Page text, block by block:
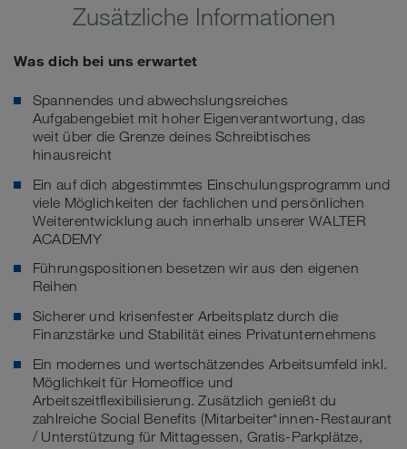
Zusätzliche Informationen
Was dich bei uns erwartet
Spannendes und abwechslungsreiches
Aufgabengebiet mit hoher Eigenverantwortung, das
weit über die Grenze deines Schreibtisches
hinausreicht
Ein auf dich abgestimmtes Einschulungsprogramm und
viele Möglichkeiten der fachlichen und persönlichen
Weiterentwicklung auch innerhalb unserer WALTER
ACADEMY
Führungspositionen besetzen wir aus den eigenen
Reihen
Sicherer und krisenfester Arbeitsplatz durch die
Finanzstärke und Stabilität eines Privatunternehmens
Ein modernes und wertschätzendes Arbeitsumfeld inkl.
Möglichkeit für Homeoffice und
Arbeitszeitflexibilisierung. Zusätzlich genießt du
zahlreiche Social Benefits (Mitarbeiter*innen-Restaurant
/ Unterstützung für Mittagessen, Gratis-Parkplätze,